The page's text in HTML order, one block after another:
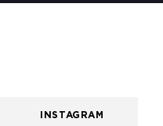
INSTAGRAM